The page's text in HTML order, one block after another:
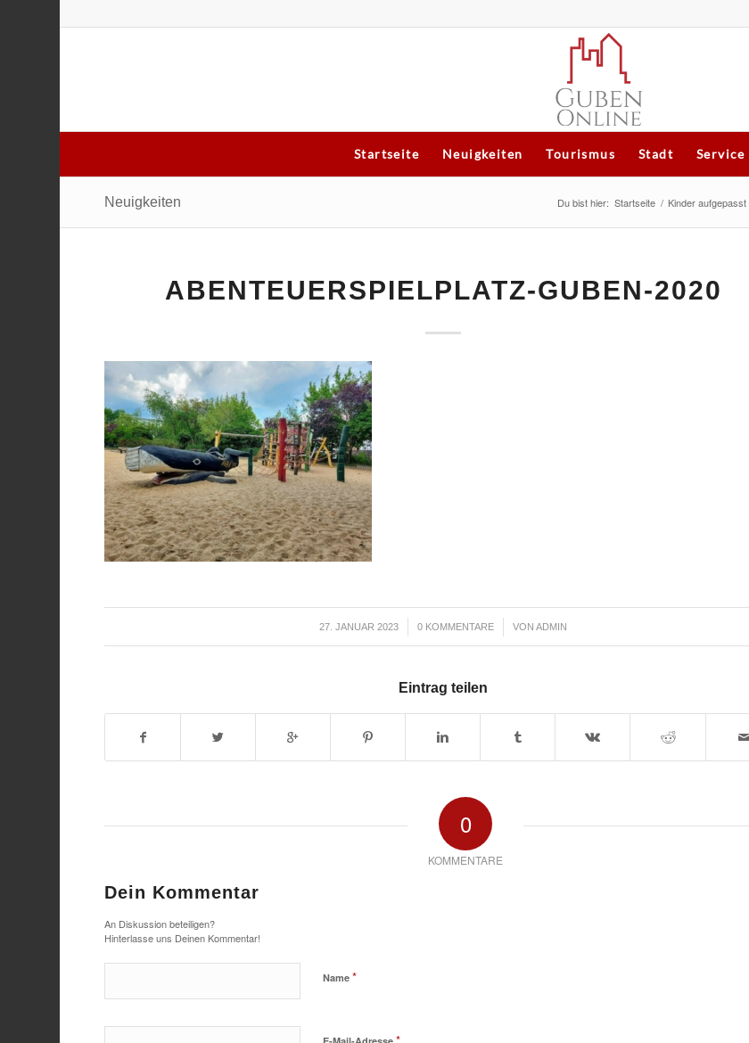
Startseite Neuigkeiten Tourismus Stadt Service
Neuigkeiten Du bist hier: Startseite / Kinder
ABENTEUERSPIELPLATZ-GUBEN-2020
27. JANUAR 2023
/ 0 KOMMENTARE
/ VONADMIN
Eintrag teilen
0
KOMMENTARE
Dein Kommentar
An Diskussion beteiligen?
Hinterlasse uns Deinen Kommentar!
Name*